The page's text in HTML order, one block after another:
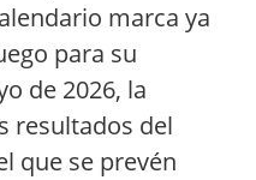
marca ya
para su
de 2026, la
resultados del
que se prevén